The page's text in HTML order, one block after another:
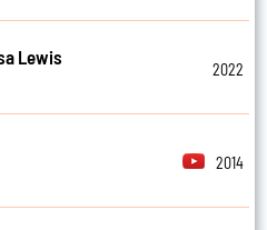
Lewis
2022
2014